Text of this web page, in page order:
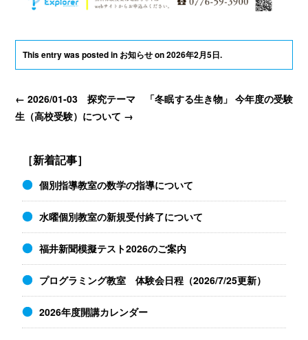
This entry was posted in お知らせon2026年2月5日.
← 2026/01-03 探究テーマ 「冬眠する生き物」 今年度の受験
生（高校受験）について →
［新着記事］
個別指導教室の数学の指導について
水曜個別教室の新規受付終了について
福井新聞模擬テスト2026のご案内
プログラミング教室 体験会日程（2026/7/25更新）
2026年度開講カレンダー